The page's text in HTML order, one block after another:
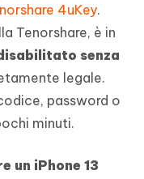
4uKey.
Tenorshare, è in
senza
legale.
password o
minuti.
un iPhone 13